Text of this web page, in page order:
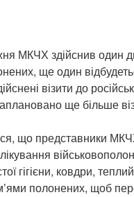
МКЧХ здійснив один
ще один
візити до
ще більше
що представники
гігієни, ковдри,
полонених, щоб